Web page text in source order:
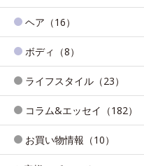
ヘア（16）
ボディ（8）
ライフスタイル（23）
コラム&エッセイ（182）
お買い物情報（10）